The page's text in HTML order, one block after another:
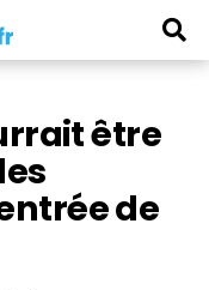
être
de